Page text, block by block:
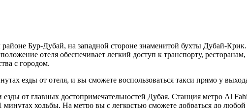
Бур-Дубай, на западной стороне знаменитой бухты Дубай-
отеля обеспечивает легкий доступ к транспорту,
с городом.
езды от отеля, и вы сможете воспользоваться такси прямо у
от главных достопримечательностей Дубая. Станция метро Al
ходьбы. На метро вы с легкостью сможете добраться до